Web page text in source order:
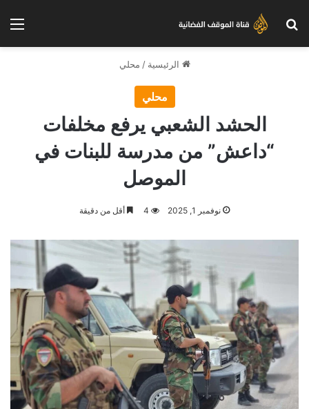
بحث عن
الرئيسية / محلي
محلي
الحشد الشعبي يرفع مخلفات
“داعش” من مدرسة للبنات في
الموصل
نوفمبر 1, 2025 4 أقل من دقيقة